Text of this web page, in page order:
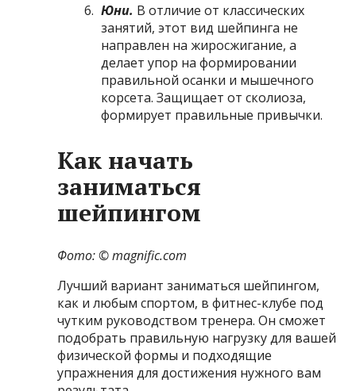
Юни. В отличие от классических
занятий, этот вид шейпинга не
направлен на жиросжигание, а
делает упор на формировании
правильной осанки и мышечного
корсета. Защищает от сколиоза,
формирует правильные привычки.
Как начать
заниматься
шейпингом
Фото: ©magnific.com
Лучший вариант заниматься шейпингом,
как и любым спортом, в фитнес-клубе под
чутким руководством тренера. Он сможет
подобрать правильную нагрузку для вашей
физической формы и подходящие
упражнения для достижения нужного вам